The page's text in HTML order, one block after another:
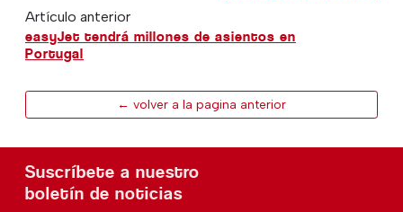
Artículo anterior
easyJet tendrá millones de asientos en
Portugal
← volver a la pagina anterior
Suscríbete a nuestro
boletín de noticias